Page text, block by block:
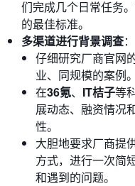
们完成几个日常任务
的最佳标准。
多渠道进行背景调查：
仔细研究厂商官网
业、同规模的案例。
在36氪、 IT桔子等
展动态、融资情况
性。
大胆地要求厂商提
方式，进行一次简
和遇到的问题。